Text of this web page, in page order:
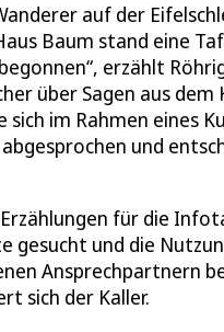
auf der
Baum stand eine
erzählt
über Sagen aus
im Rahmen eines
und
für die
und die
Ansprechpartnern
sich der Kaller.